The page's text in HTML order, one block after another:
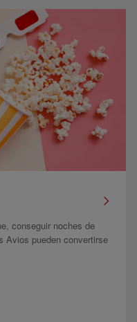
conseguir noches de
Avios pueden convertirse